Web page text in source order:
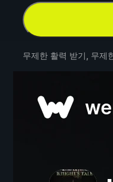
무제한 활력 받기, 무제